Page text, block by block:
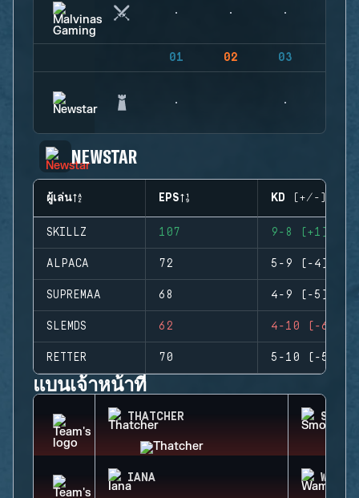
01 02 03
NEWSTAR
ผู้เล่น EPS KD (+/-)
SKILLZ 107 9-8 (+1)
ALPACA 72 5-9 (-4)
SUPREMAA 68 4-9 (-5)
SLEMDS 62 4-10 (-6)
RETTER 70 5-10 (-5)
แบนเจ้าหน้าที่
THATCHER SMOKE
IANA WAMAI